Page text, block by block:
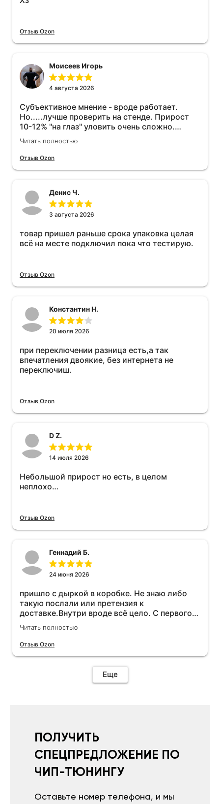
Отзыв Ozon
Моисеев Игорь
4 августа 2026
Субъективное мнение - вроде работает.
Но.....лучше проверить на стенде. Прирост
10-12% "на глаз" уловить очень сложно.
Покатаюсь, потом отключу и посмотрю, что
будет 😁.
Читать полностью
Отзыв Ozon
Денис Ч.
3 августа 2026
товар пришел раньше срока упаковка целая
всё на месте подключил пока что тестирую.
Отзыв Ozon
Константин Н.
20 июля 2026
при переключении разница есть,а так
впечатления двоякие, без интернета не
переключиш.
Отзыв Ozon
D Z.
14 июля 2026
Небольшой прирост но есть, в целом
неплохо…
Отзыв Ozon
Геннадий Б.
24 июня 2026
пришло с дыркой в коробке. Не знаю либо
такую послали или претензия к
доставке.Внутри вроде всё цело. С первого
раза установить не получается не знаю
может интернет дурит. Четыре звёзды за
упаковку с дыркой.Как опробую дополню
иначе не качает без него. Как поставил сразу
всё установилось по работе устройства
увеличился.Всем рекомендую к покупке.
Читать полностью
Отзыв Ozon
Еще
ПОЛУЧИТЬ
СПЕЦПРЕДЛОЖЕНИЕ ПО
ЧИП-ТЮНИНГУ
Оставьте номер телефона, и мы